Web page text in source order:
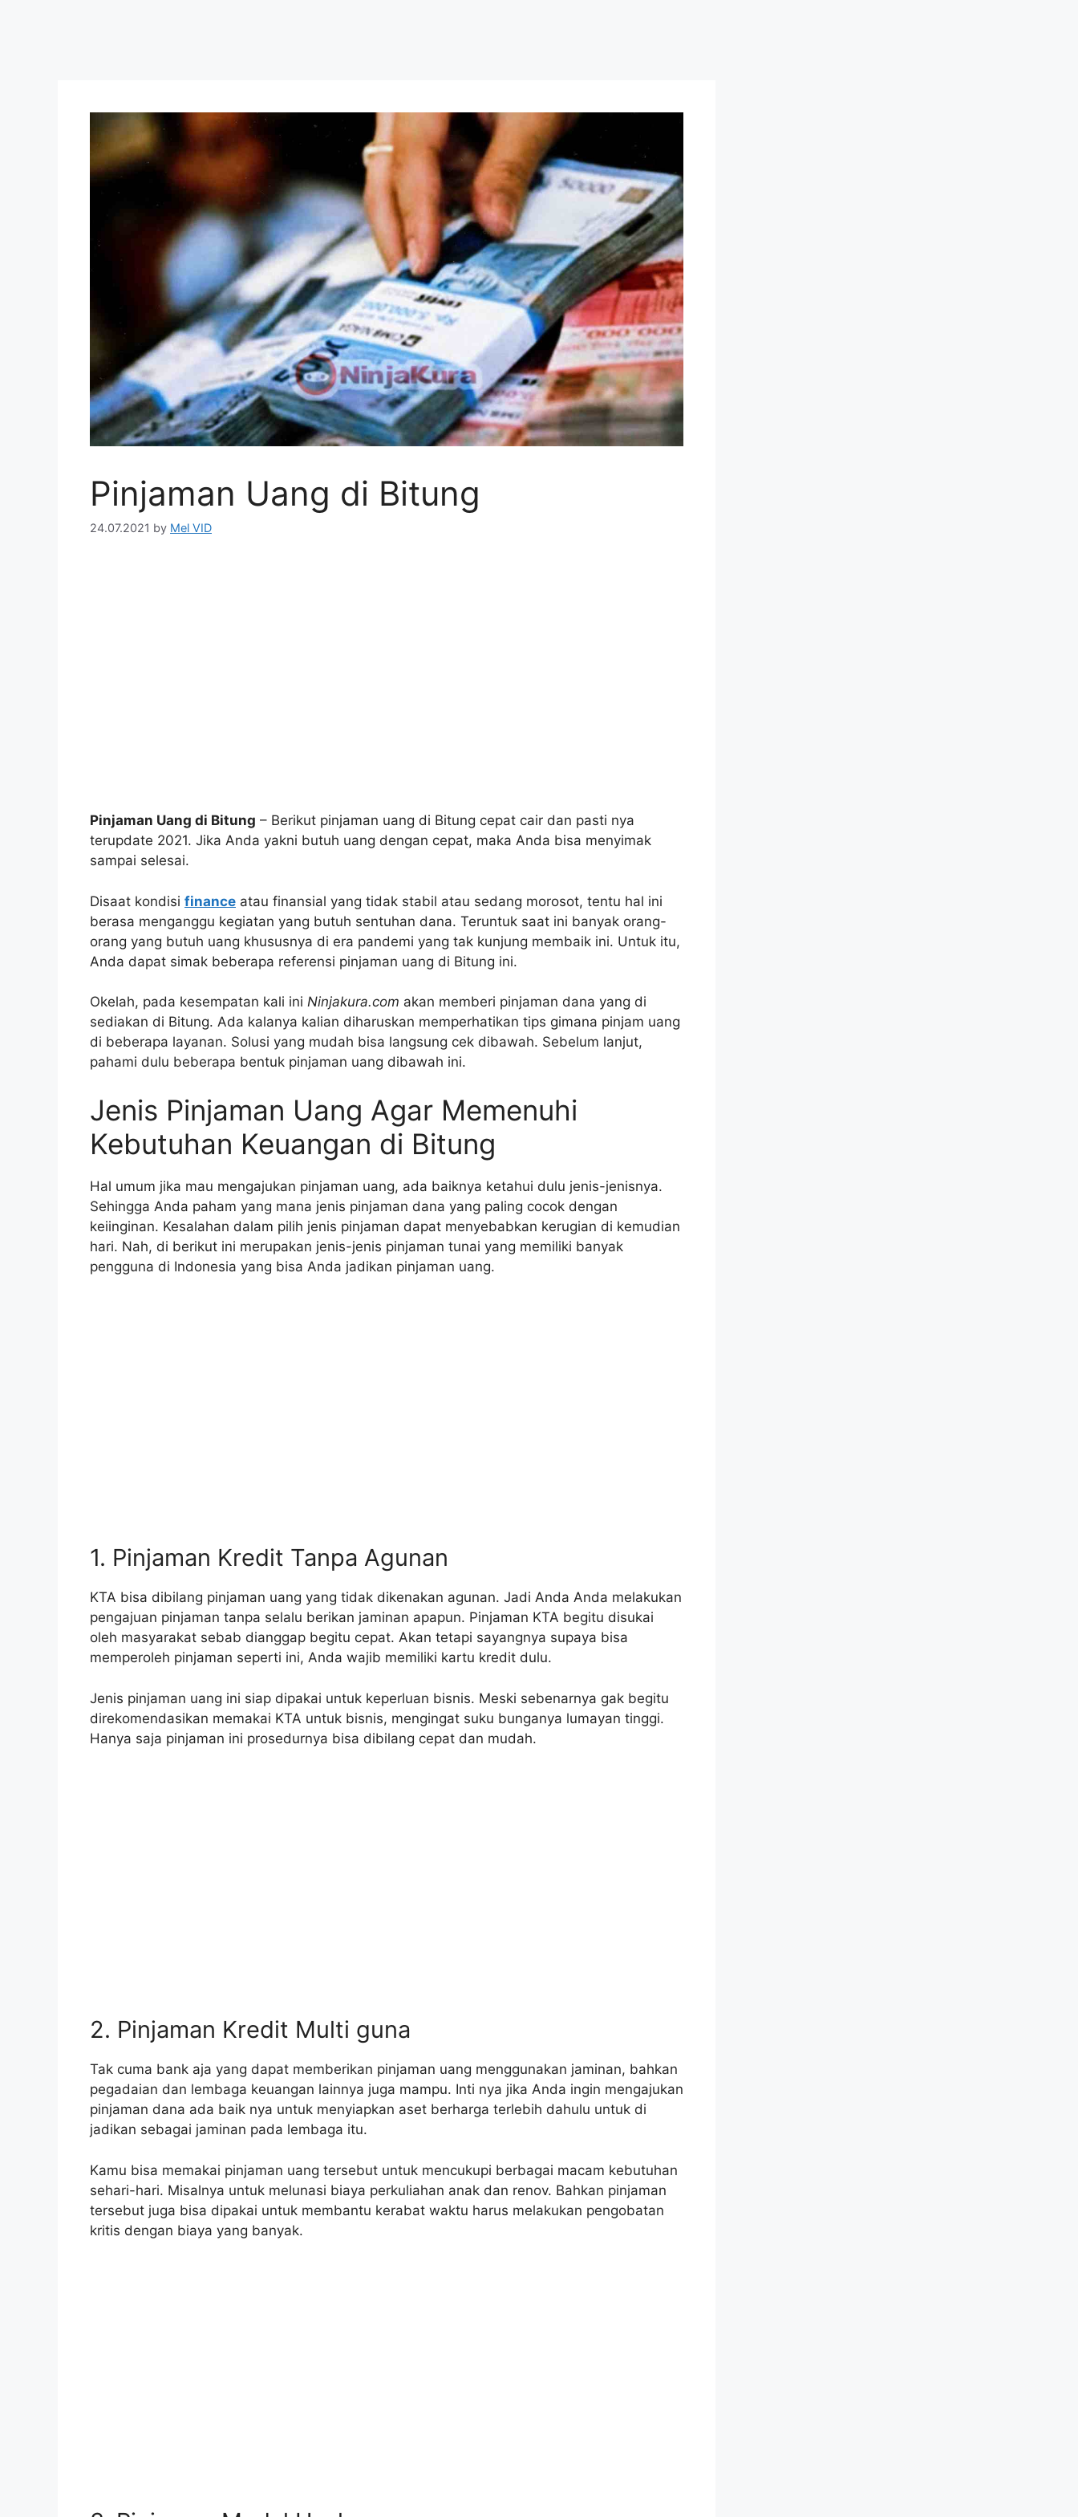
Pinjaman Uang di Bitung
24.07.2021 by Mel VID
Pinjaman Uang di Bitung – Berikut pinjaman uang di Bitung cepat cair dan pasti nya
terupdate 2021. Jika Anda yakni butuh uang dengan cepat, maka Anda bisa menyimak
sampai selesai.
Disaat kondisi finance atau finansial yang tidak stabil atau sedang morosot, tentu hal ini
berasa menganggu kegiatan yang butuh sentuhan dana. Teruntuk saat ini banyak orang-
orang yang butuh uang khususnya di era pandemi yang tak kunjung membaik ini. Untuk itu,
Anda dapat simak beberapa referensi pinjaman uang di Bitung ini.
Okelah, pada kesempatan kali ini Ninjakura.com akan memberi pinjaman dana yang di
sediakan di Bitung. Ada kalanya kalian diharuskan memperhatikan tips gimana pinjam uang
di beberapa layanan. Solusi yang mudah bisa langsung cek dibawah. Sebelum lanjut,
pahami dulu beberapa bentuk pinjaman uang dibawah ini.
Jenis Pinjaman Uang Agar Memenuhi
Kebutuhan Keuangan di Bitung
Hal umum jika mau mengajukan pinjaman uang, ada baiknya ketahui dulu jenis-jenisnya.
Sehingga Anda paham yang mana jenis pinjaman dana yang paling cocok dengan
keiinginan. Kesalahan dalam pilih jenis pinjaman dapat menyebabkan kerugian di kemudian
hari. Nah, di berikut ini merupakan jenis-jenis pinjaman tunai yang memiliki banyak
pengguna di Indonesia yang bisa Anda jadikan pinjaman uang.
1. Pinjaman Kredit Tanpa Agunan
KTA bisa dibilang pinjaman uang yang tidak dikenakan agunan. Jadi Anda Anda melakukan
pengajuan pinjaman tanpa selalu berikan jaminan apapun. Pinjaman KTA begitu disukai
oleh masyarakat sebab dianggap begitu cepat. Akan tetapi sayangnya supaya bisa
memperoleh pinjaman seperti ini, Anda wajib memiliki kartu kredit dulu.
Jenis pinjaman uang ini siap dipakai untuk keperluan bisnis. Meski sebenarnya gak begitu
direkomendasikan memakai KTA untuk bisnis, mengingat suku bunganya lumayan tinggi.
Hanya saja pinjaman ini prosedurnya bisa dibilang cepat dan mudah.
2. Pinjaman Kredit Multi guna
Tak cuma bank aja yang dapat memberikan pinjaman uang menggunakan jaminan, bahkan
pegadaian dan lembaga keuangan lainnya juga mampu. Inti nya jika Anda ingin mengajukan
pinjaman dana ada baik nya untuk menyiapkan aset berharga terlebih dahulu untuk di
jadikan sebagai jaminan pada lembaga itu.
Kamu bisa memakai pinjaman uang tersebut untuk mencukupi berbagai macam kebutuhan
sehari-hari. Misalnya untuk melunasi biaya perkuliahan anak dan renov. Bahkan pinjaman
tersebut juga bisa dipakai untuk membantu kerabat waktu harus melakukan pengobatan
kritis dengan biaya yang banyak.